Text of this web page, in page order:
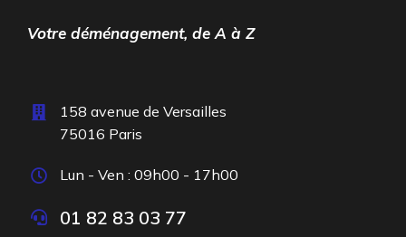
Votre déménagement, de A à Z
158 avenue de Versailles
75016 Paris
Lun - Ven : 09h00 - 17h00
01 82 83 03 77